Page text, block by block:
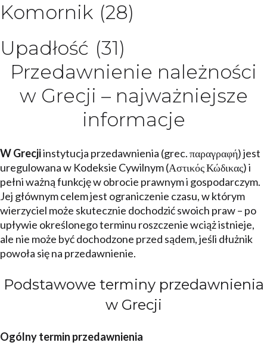
Przedawnienie należności
w Grecji – najważniejsze
informacje
W Grecjiinstytucja przedawnienia (grec. παραγραφή) jest
uregulowana w Kodeksie Cywilnym (Αστικός Κώδικας) i
pełni ważną funkcję w obrocie prawnym i gospodarczym.
Jej głównym celem jest ograniczenie czasu, w którym
wierzyciel może skutecznie dochodzić swoich praw – po
upływie określonego terminu roszczenie wciąż istnieje,
ale nie może być dochodzone przed sądem, jeśli dłużnik
powoła się na przedawnienie.
Podstawowe terminy przedawnienia
w Grecji
Ogólny termin przedawnienia
Komornik (28)
Upadłość (31)